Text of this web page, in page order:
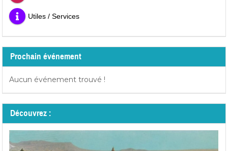
Utiles / Services
Prochain événement
Aucun événement trouvé !
Découvrez :